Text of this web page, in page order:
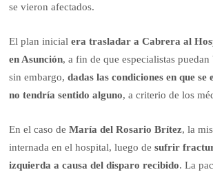
se vieron afectados.
El plan inicialera trasladar a Cabrera al
en Asunción, a fin de que especialistas
sin embargo,dadas las condiciones en que se
no tendría sentido alguno, a criterio de los
En el caso deMaría del Rosario Brítez, la
internada en el hospital, luego desufrir
izquierda a causa del disparo recibido. La